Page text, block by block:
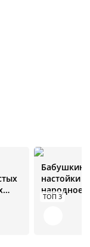
ТОП 3
Бабушкин
настойки
народное
средство